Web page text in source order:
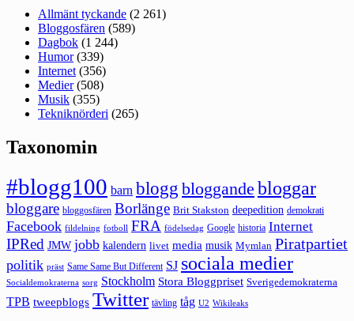
Allmänt tyckande (2 261)
Bloggosfären (589)
Dagbok (1 244)
Humor(339)
Internet (356)
Medier(508)
Musik (355)
Tekniknörderi (265)
Taxonomin
#blogg100 barn blogg bloggande bloggar
bloggare bloggosfären Borlänge Brit Stakston deepedition demokrati
Facebook fildelning fotboll FRA födelsedag Google historia Internet
IPRed JMW jobb kalendern livet media musik Mymlan Piratpartiet
politik präst Same Same But Different SJ sociala medier
Socialdemokraterna sorg Stockholm Stora Bloggpriset Sverigedemokraterna
TPB tweepblogs Twitter tävling tåg U2 Wikileaks